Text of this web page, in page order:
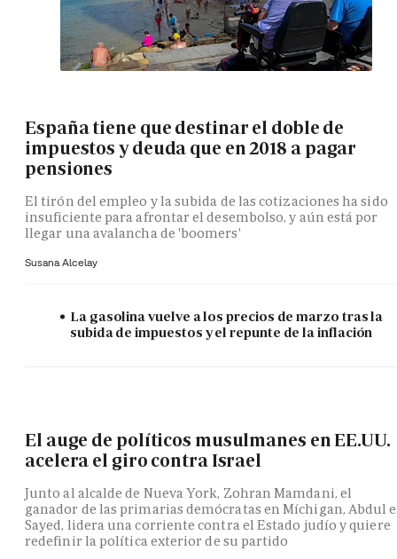
España tiene que destinar el doble de
impuestos y deuda que en 2018 a pagar
pensiones
El tirón del empleo y la subida de las cotizaciones ha sido
insuficiente para afrontar el desembolso, y aún está por
llegar una avalancha de 'boomers'
Susana Alcelay
La gasolina vuelve a los precios de marzo tras la
subida de impuestos y el repunte de la inflación
El auge de políticos musulmanes en EE.UU.
acelera el giro contra Israel
Junto al alcalde de Nueva York, Zohran Mamdani, el
ganador de las primarias demócratas en Míchigan, Abdul
Sayed, lidera una corriente contra el Estado judío y quiere
redefinir la política exterior de su partido